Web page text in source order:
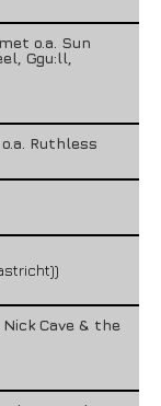
o.a. Sun
Ggu:ll,
Ruthless
Cave & the